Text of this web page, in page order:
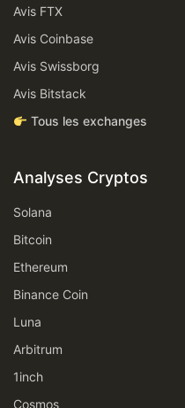
Avis FTX
Avis Coinbase
Avis Swissborg
Avis Bitstack
Tous les exchanges
Analyses Cryptos
Solana
Bitcoin
Ethereum
Binance Coin
Luna
Arbitrum
1inch
Cosmos